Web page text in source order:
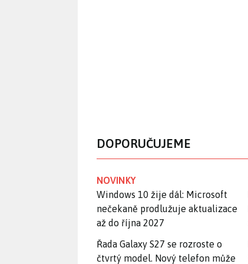
DOPORUČUJEME
NOVINKY
Windows 10 žije dál: Microsoft
nečekaně prodlužuje aktualizace
až do října 2027
Řada Galaxy S27 se rozroste o
čtvrtý model. Nový telefon může